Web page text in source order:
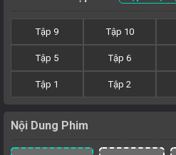
Tập 10
Tập 9
Tập 6
Tập 5
Tập 2
Tập 1
Nội Dung Phim